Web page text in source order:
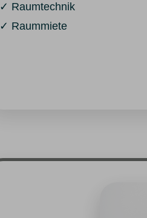
✓ Raumtechnik
✓ Raummiete